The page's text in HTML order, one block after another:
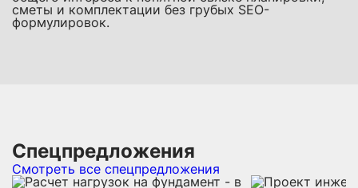
сметы и комплектации без грубых SEO-
формулировок.
Спецпредложения
Смотреть все спецпредложения